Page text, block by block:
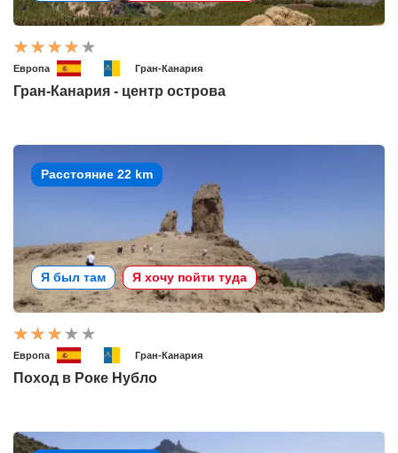
Европа Гран-Канария
Гран-Канария - центр острова
Расстояние 22 km
Я был там Я хочу пойти туда
Европа Гран-Канария
Поход в Роке Нубло